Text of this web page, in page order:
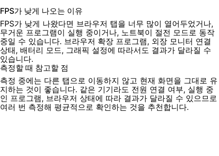
FPS가 낮게 나오는 이유
FPS가 낮게 나왔다면 브라우저 탭을 너무 많이 열어두었거나,
무거운 프로그램이 실행 중이거나, 노트북이 절전 모드로 동작
중일 수 있습니다. 브라우저 확장 프로그램, 외장 모니터 연결
상태, 배터리 모드, 그래픽 설정에 따라서도 결과가 달라질 수
있습니다.
측정할 때 참고할 점
측정 중에는 다른 탭으로 이동하지 않고 현재 화면을 그대로 유
지하는 것이 좋습니다. 같은 기기라도 전원 연결 여부, 실행 중
인 프로그램, 브라우저 상태에 따라 결과가 달라질 수 있으므로
여러 번 측정해 평균적으로 확인하는 것을 추천합니다.